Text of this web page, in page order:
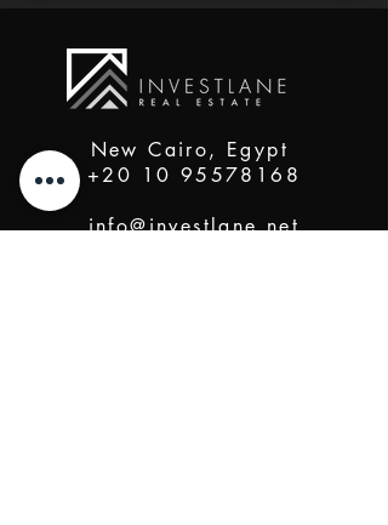
New Cairo, Egypt
+20 10 95578168
info@investlane.net